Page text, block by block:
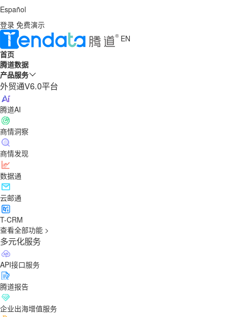
Español
登录 免费演示
EN
首页
腾道数据
产品服务
外贸通V6.0平台
腾道AI
商情洞察
商情发现
数据通
云邮通
T-CRM
查看全部功能 >
多元化服务
API接口服务
腾道报告
企业出海增值服务